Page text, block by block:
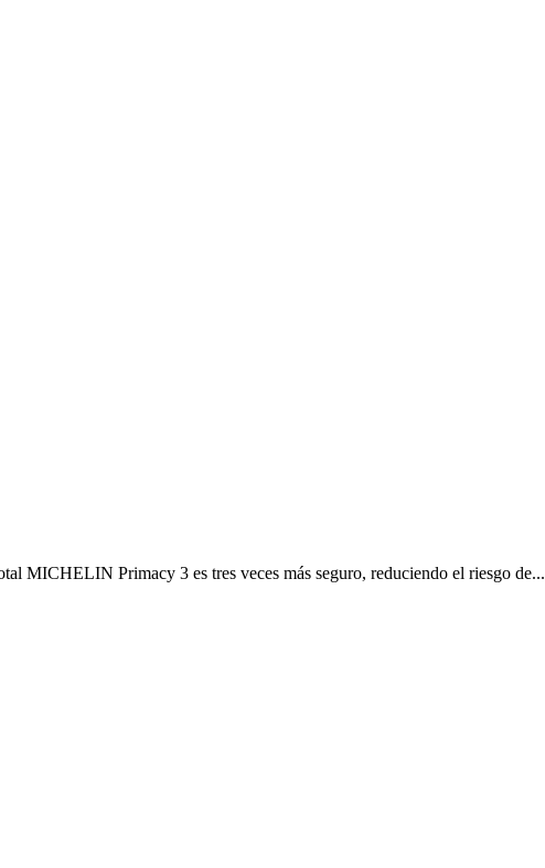
MICHELIN Primacy 3 es tres veces más seguro, reduciendo el riesgo de...